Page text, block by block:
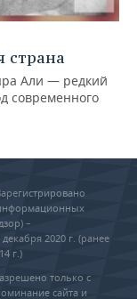
страна
Али — редкий
современного
–
2020 г. (ранее
г.)
только с
сайта и